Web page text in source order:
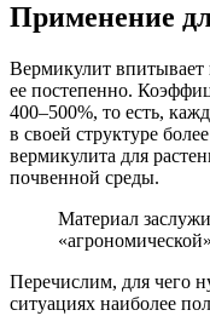
Применение
Вермикулит впитывает
ее постепенно.
400–500%, то есть,
в своей структуре
вермикулита для
почвенной среды.
Материал
Перечислим, для чего
ситуациях наиболее